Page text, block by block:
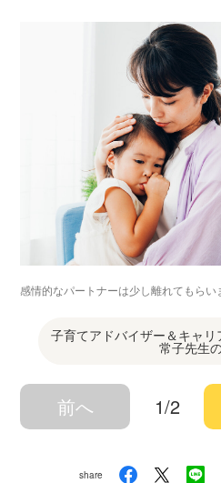
感情的なパートナーは少し離れてもらい
子育てアドバイザー＆キャ
常子先生
前へ 1/2
share